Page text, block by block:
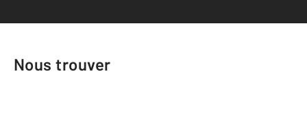
Nous trouver